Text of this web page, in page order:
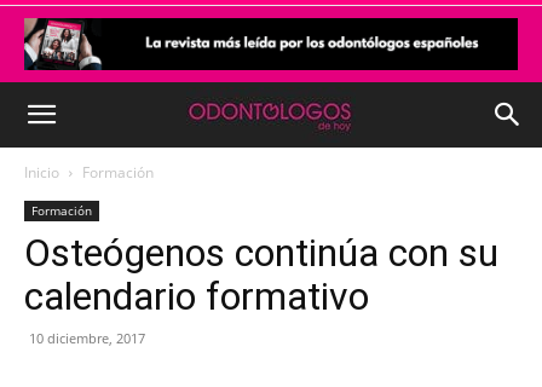
Inicio Formación
Formación
Osteógenos continúa con su
calendario formativo
10 diciembre, 2017